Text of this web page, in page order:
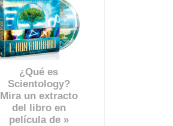
¿Qué es
Scientology?
Mira un extracto
del libro en
película de »